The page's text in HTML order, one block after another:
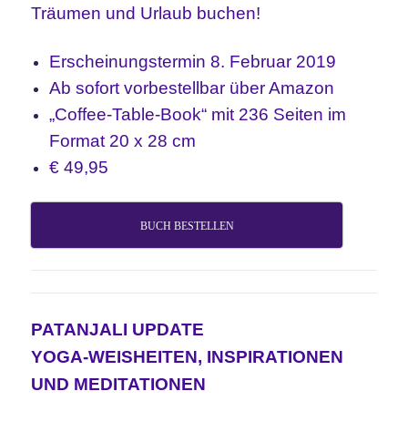
Träumen und Urlaub buchen!
Erscheinungstermin 8. Februar 2019
Ab sofort vorbestellbar über Amazon
„Coffee-Table-Book“ mit 236 Seiten im
Format 20 x 28 cm
€ 49,95
BUCH BESTELLEN
PATANJALI UPDATE
YOGA-WEISHEITEN, INSPIRATIONEN
UND MEDITATIONEN